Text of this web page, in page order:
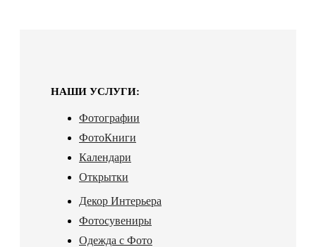
НАШИ УСЛУГИ:
Фотографии
ФотоКниги
Календари
Открытки
Декор Интерьера
Фотосувениры
Одежда с Фото